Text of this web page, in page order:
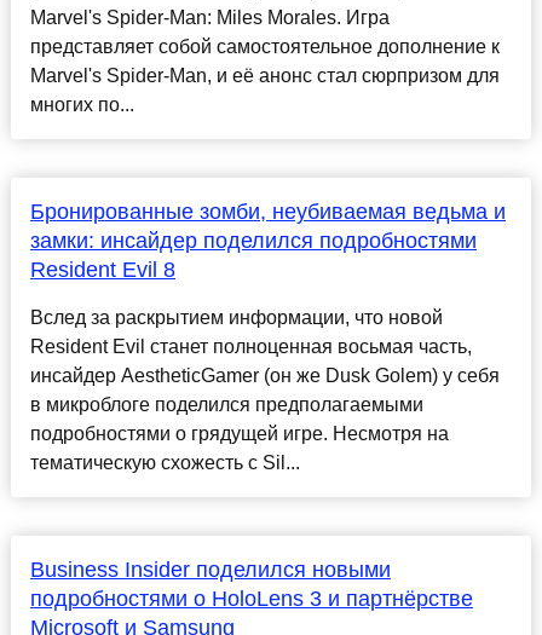
Marvel's Spider-Man: Miles Morales. Игра
представляет собой самостоятельное дополнение к
Marvel's Spider-Man, и её анонс стал сюрпризом для
многих по...
Бронированные зомби, неубиваемая ведьма и
замки: инсайдер поделился подробностями
Resident Evil 8
Вслед за раскрытием информации, что новой
Resident Evil станет полноценная восьмая часть,
инсайдер AestheticGamer (он же Dusk Golem) у себя
в микроблоге поделился предполагаемыми
подробностями о грядущей игре. Несмотря на
тематическую схожесть с Sil...
Business Insider поделился новыми
подробностями о HoloLens 3 и партнёрстве
Microsoft и Samsung